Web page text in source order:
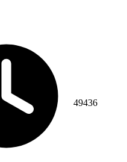
49436